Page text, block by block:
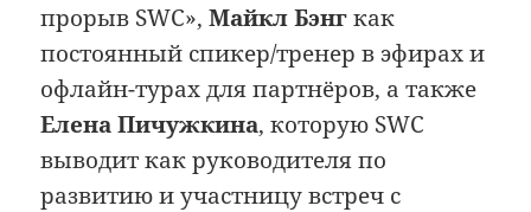
прорыв SWC»,Майкл Бэнгкак
постоянный спикер/тренер в эфирах и
офлайн-турах для партнёров, а также
Елена Пичужкина, которую SWC
выводит как руководителя по
развитию и участницу встреч с